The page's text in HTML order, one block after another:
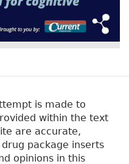
is made to
within the text
are accurate,
package inserts
opinions in this